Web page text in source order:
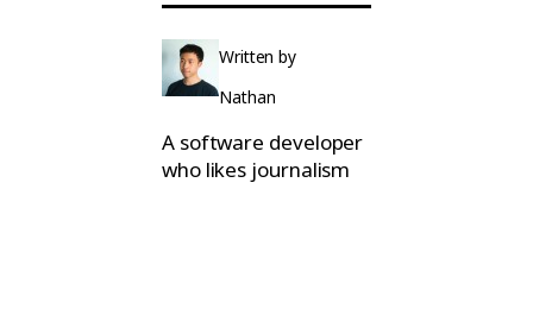
Written by
Nathan
A software developer
who likes journalism